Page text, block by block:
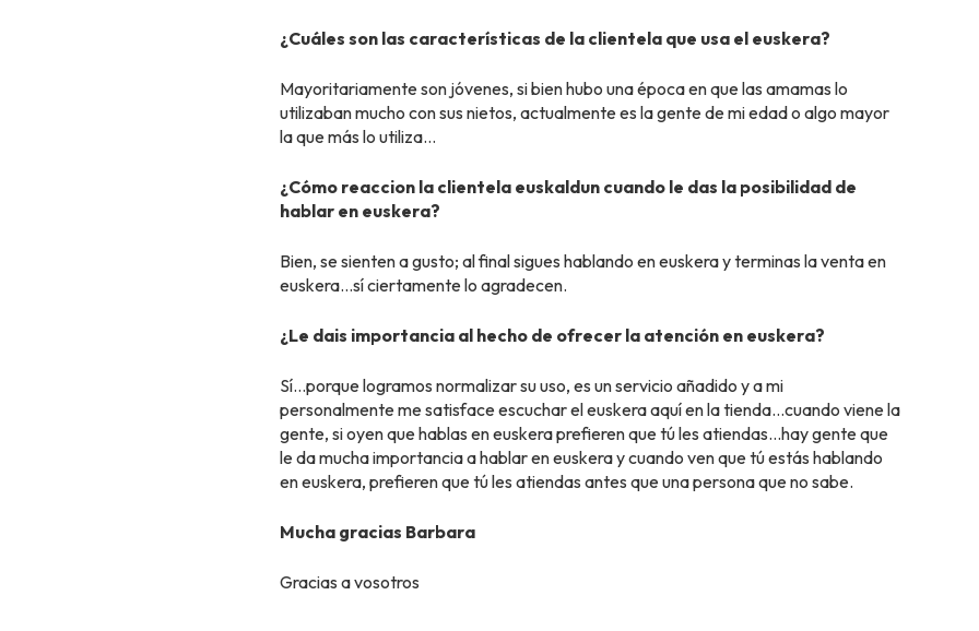
¿Cuáles son las características de la clientela que usa el euskera?
Mayoritariamente son jóvenes, si bien hubo una época en que las amamas lo
utilizaban mucho con sus nietos, actualmente es la gente de mi edad o algo mayor
la que más lo utiliza…
¿Cómo reaccion la clientela euskaldun cuando le das la posibilidad de
hablar en euskera?
Bien, se sienten a gusto; al final sigues hablando en euskera y terminas la venta en
euskera…sí ciertamente lo agradecen.
¿Le dais importancia al hecho de ofrecer la atención en euskera?
Sí…porque logramos normalizar su uso, es un servicio añadido y a mi
personalmente me satisface escuchar el euskera aquí en la tienda…cuando viene la
gente, si oyen que hablas en euskera prefieren que tú les atiendas…hay gente que
le da mucha importancia a hablar en euskera y cuando ven que tú estás hablando
en euskera, prefieren que tú les atiendas antes que una persona que no sabe.
Mucha gracias Barbara
Gracias a vosotros